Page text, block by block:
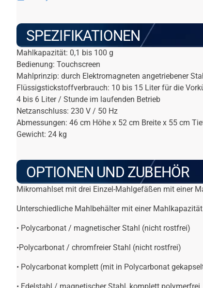
SPEZIFIKATIONEN
Mahlkapazität: 0,1 bis 100 g
Bedienung: Touchscreen
Mahlprinzip: durch Elektromagneten angetriebener
Flüssigstickstoffverbrauch: 10 bis 15 Liter für die
4 bis 6 Liter / Stunde im laufenden Betrieb
Netzanschluss: 230 V / 50 Hz
Abmessungen: 46 cm Höhe x 52 cm Breite x 55 cm
Gewicht: 24 kg
OPTIONEN UND ZUBEHÖR
Mikromahlset mit drei Einzel-Mahlgefäßen mit einer
Unterschiedliche Mahlbehälter mit einer
• Polycarbonat / magnetischer Stahl (nicht rostfrei)
•Polycarbonat / chromfreier Stahl (nicht rostfrei)
• Polycarbonat komplett (mit in Polycarbonat